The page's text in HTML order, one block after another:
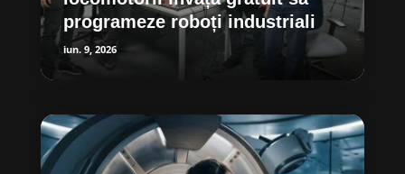
programeze roboți industriali
iun. 9, 2026